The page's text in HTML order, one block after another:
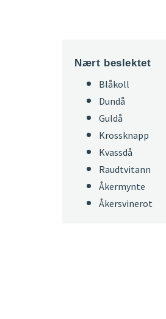
Nært beslektet
Blåkoll
Dundå
Guldå
Krossknapp
Kvassdå
Raudtvitann
Åkermynte
Åkersvinerot